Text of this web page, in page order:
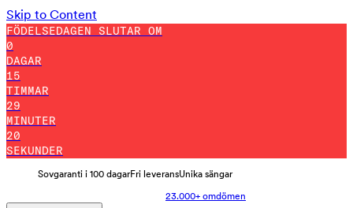
Skip to Content
FÖDELSEDAGEN SLUTAR OM
0
DAGAR
15
TIMMAR
29
MINUTER
10
SEKUNDER
Sovgaranti i 100 dagarFri leveransUnika sängar
23.000+ omdömen